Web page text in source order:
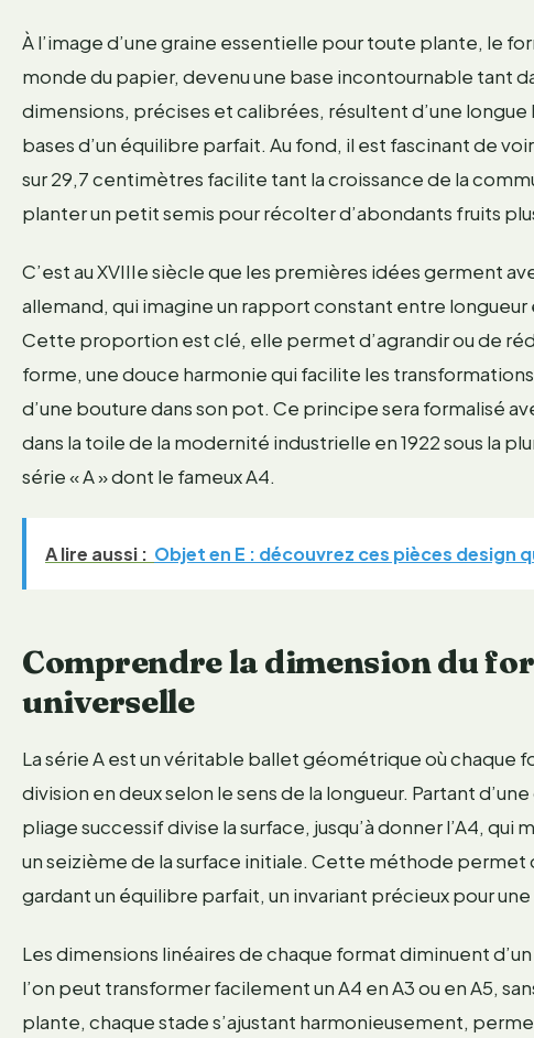
À l’image d’une graine essentielle pour toute plante, le
monde du papier, devenu une base incontournable tant
dimensions, précises et calibrées, résultent d’une
bases d’un équilibre parfait. Au fond, il est fascinant de
sur 29,7 centimètres facilite tant la croissance de la
planter un petit semis pour récolter d’abondants fruits
C’est au XVIIIe siècle que les premières idées germent
allemand, qui imagine un rapport constant entre longueur
Cette proportion est clé, elle permet d’agrandir ou de
forme, une douce harmonie qui facilite les
d’une bouture dans son pot. Ce principe sera formalisé
dans la toile de la modernité industrielle en 1922 sous la
série « A » dont le fameux A4.
A lire aussi : Objet en E : découvrez ces pièces
Comprendre la dimension du
universelle
La série A est un véritable ballet géométrique où
division en deux selon le sens de la longueur. Partant
pliage successif divise la surface, jusqu’à donner l’A4,
un seizième de la surface initiale. Cette méthode permet
gardant un équilibre parfait, un invariant précieux pour
Les dimensions linéaires de chaque format diminuent
l’on peut transformer facilement un A4 en A3 ou en A5,
plante, chaque stade s’ajustant harmonieusement,